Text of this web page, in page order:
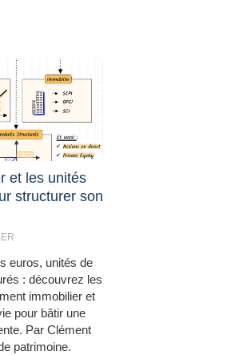
et les unités
structurer son
euros, unités de
: découvrez les
immobilier et
pour bâtir une
Par Clément
patrimoine.